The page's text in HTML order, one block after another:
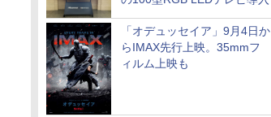
「オデュッセイア」9月4日か
らIMAX先行上映。35mmフ
ィルム上映も